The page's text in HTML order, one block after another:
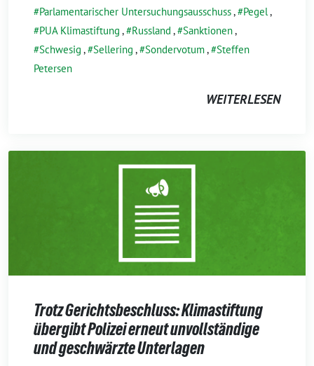
Parlamentarischer Untersuchungsausschuss, Pegel ,
PUA Klimastiftung , Russland , Sanktionen,
Schwesig , Sellering , Sondervotum, Steffen
Petersen
WEITERLESEN
Trotz Gerichtsbeschluss: Klimastiftung
übergibt Polizei erneut unvollständige
und geschwärzte Unterlagen